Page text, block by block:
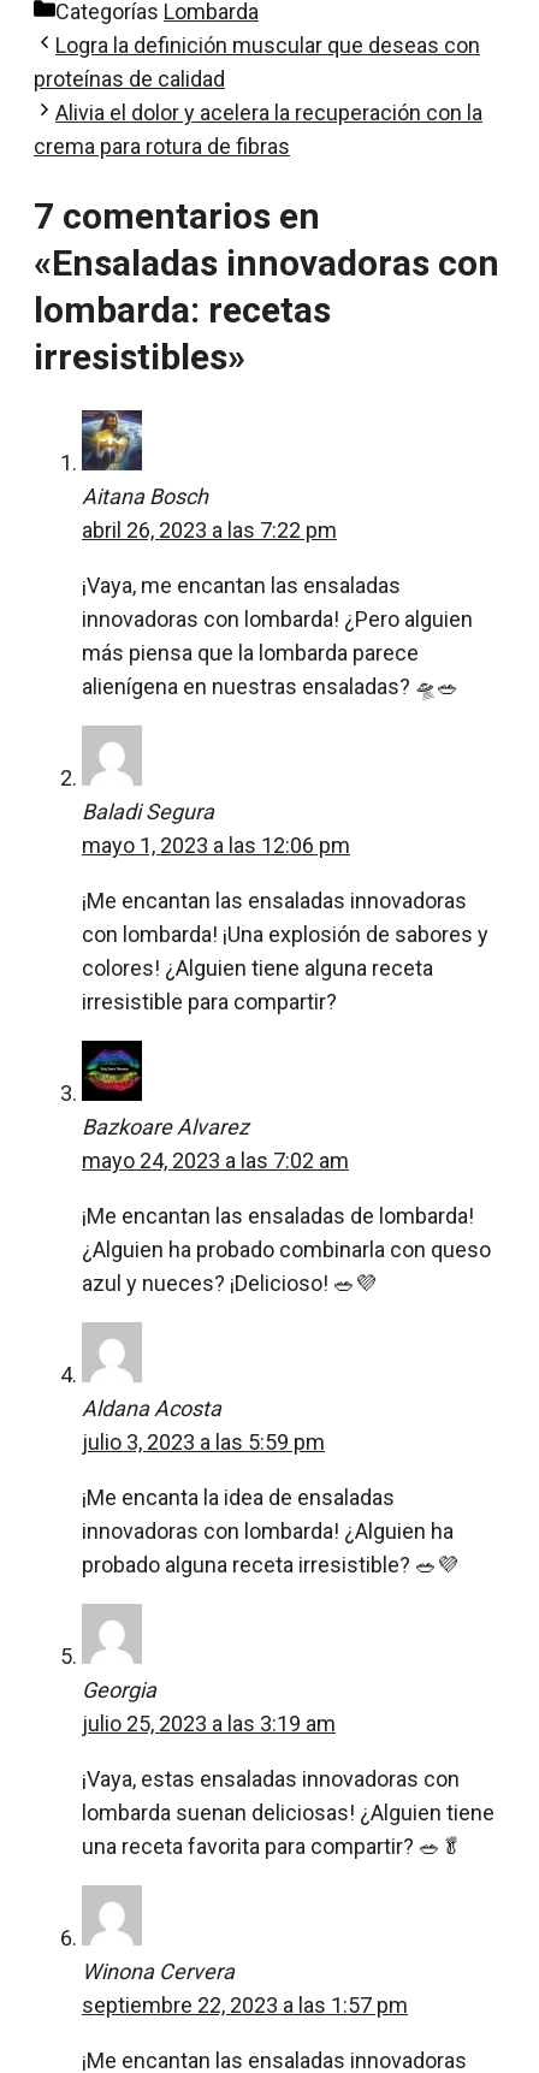
Categorías Lombarda
Logra la definición muscular que deseas con
proteínas de calidad
Alivia el dolor y acelera la recuperación con la
crema para rotura de fibras
7 comentarios en
«Ensaladas innovadoras con
lombarda: recetas
irresistibles»
Aitana Bosch
abril 26, 2023 a las 7:22 pm
¡Vaya, me encantan las ensaladas
innovadoras con lombarda! ¿Pero alguien
más piensa que la lombarda parece
alienígena en nuestras ensaladas? 🛸🥗
Baladi Segura
mayo 1, 2023 a las 12:06 pm
¡Me encantan las ensaladas innovadoras
con lombarda! ¡Una explosión de sabores y
colores! ¿Alguien tiene alguna receta
irresistible para compartir?
Bazkoare Alvarez
mayo 24, 2023 a las 7:02 am
¡Me encantan las ensaladas de lombarda!
¿Alguien ha probado combinarla con queso
azul y nueces? ¡Delicioso! 🥗💜
Aldana Acosta
julio 3, 2023 a las 5:59 pm
¡Me encanta la idea de ensaladas
innovadoras con lombarda! ¿Alguien ha
probado alguna receta irresistible? 🥗💜
Georgia
julio 25, 2023 a las 3:19 am
¡Vaya, estas ensaladas innovadoras con
lombarda suenan deliciosas! ¿Alguien tiene
una receta favorita para compartir? 🥗🥬
Winona Cervera
septiembre 22, 2023 a las 1:57 pm
¡Me encantan las ensaladas innovadoras